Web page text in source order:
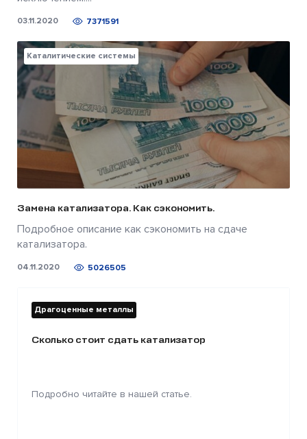
03.11.2020 7371591
Каталитические системы
Замена катализатора. Как сэкономить.
Подробное описание как сэкономить на сдаче
катализатора.
04.11.2020 5026505
Драгоценные металлы
Сколько стоит сдать катализатор
Подробно читайте в нашей статье.